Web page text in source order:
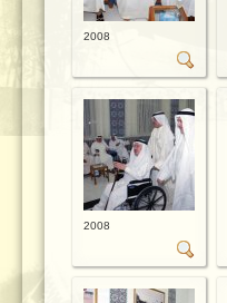
2008
2008